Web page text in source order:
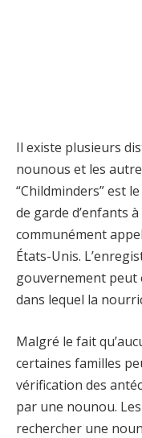
Il existe plusieurs
nounous et les
“Childminders” est
de garde d’enfants
communément
États-Unis.
gouvernement peut
dans lequel la
Malgré le fait
certaines familles
vérification des
par une nounou.
rechercher une